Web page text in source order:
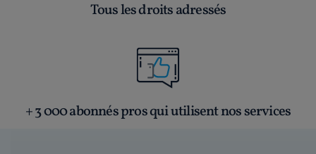
Tous les droits adressés
+ 3 000 abonnés pros qui utilisent nos services